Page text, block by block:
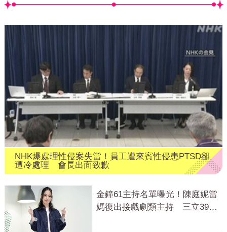
NHK爆處理性侵案失當！員工遭來賓性侵患PTSD卻
遭冷處理 會長出面致歉
金鐘61主持名單曝光！陳庭妮當
媽復出接戲劇類主持 三立39字